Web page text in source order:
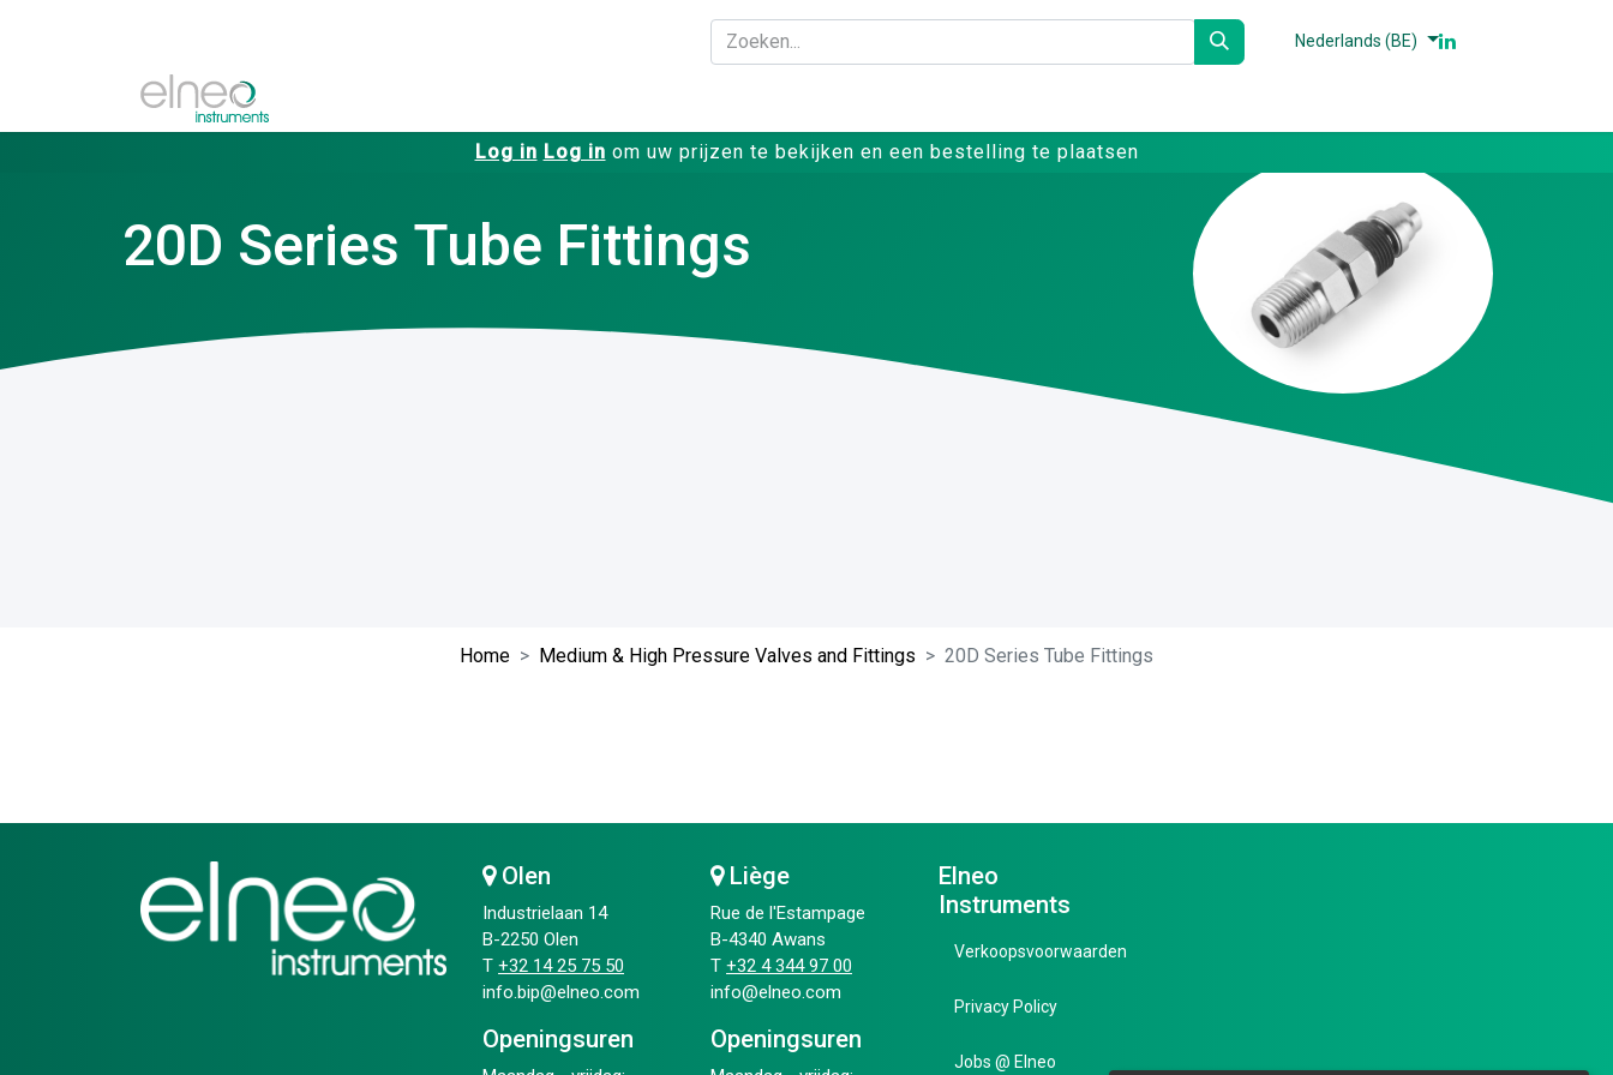
Nederlands (BE)
Log in Log in om uw prijzen te bekijken en een bestelling te plaatsen
20D Series Tube Fittings
Home Medium & High Pressure Valves and Fittings 20D Series Tube Fittings
Olen
Industrielaan 14
B-2250 Olen
T +32 14 25 75 50​
info.bip@elneo.com
Openingsuren
Liège
Rue de l'Estampage
B-4340 Awans
T +32 4 344 97 00​
info@elneo.com
Openingsuren
Elneo
Instruments
Verkoopsvoorwaarden
Privacy Policy
Jobs @ Elneo